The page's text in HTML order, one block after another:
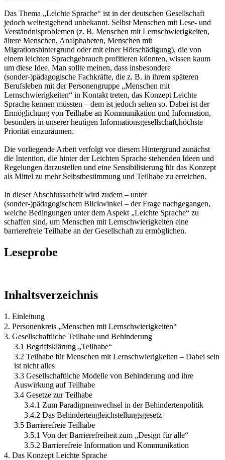
Das Thema „Leichte Sprache“ ist in der deutschen Gesellschaft
jedoch weitestgehend unbekannt. Selbst Menschen mit Lese- und
Verständnisproblemen (z. B. Menschen mit Lernschwierigkeiten,
ältere Menschen, Analphabeten, Menschen mit
Migrationshintergrund oder mit einer Hörschädigung), die von
einem leichten Sprachgebrauch profitieren könnten, wissen kaum
um diese Idee. Man sollte meinen, dass insbesondere
(sonder-)pädagogische Fachkräfte, die z. B. in ihrem späteren
Berufsleben mit der Personengruppe „Menschen mit
Lernschwierigkeiten“ in Kontakt treten, das Konzept Leichte
Sprache kennen müssten – dem ist jedoch selten so. Dabei ist der
Ermöglichung von Teilhabe an Kommunikation und Information,
besonders in unserer heutigen Informationsgesellschaft,höchste
Priorität einzuräumen.
Die vorliegende Arbeit verfolgt vor diesem Hintergrund zunächst
die Intention, die hinter der Leichten Sprache stehenden Ideen und
Regelungen darzustellen und eine Sensibilisierung für das Konzept
als Mittel zu mehr Selbstbestimmung und Teilhabe zu erreichen.
In dieser Abschlussarbeit wird zudem – unter
(sonder-)pädagogischem Blickwinkel – der Frage nachgegangen,
welche Bedingungen unter dem Aspekt „Leichte Sprache“ zu
schaffen sind, um Menschen mit Lernschwierigkeiten eine
barrierefreie Teilhabe an der Gesellschaft zu ermöglichen.
Leseprobe
Inhaltsverzeichnis
1. Einleitung
2. Personenkreis „Menschen mit Lernschwierigkeiten“
3. Gesellschaftliche Teilhabe und Behinderung
3.1 Begriffsklärung „Teilhabe“
3.2 Teilhabe für Menschen mit Lernschwierigkeiten – Dabei sein
ist nicht alles
3.3 Gesellschaftliche Modelle von Behinderung und ihre
Auswirkung auf Teilhabe
3.4 Gesetze zur Teilhabe
3.4.1 Zum Paradigmenwechsel in der Behindertenpolitik
3.4.2 Das Behindertengleichstellungsgesetz
3.5 Barrierefreie Teilhabe
3.5.1 Von der Barrierefreiheit zum „Design für alle“
3.5.2 Barrierefreie Information und Kommunikation
4. Das Konzept Leichte Sprache